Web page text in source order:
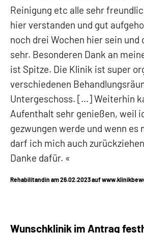
Reinigung etc alle sehr
hier verstanden und gut
noch drei Wochen hier sein und
sehr. Besonderen Dank an
ist Spitze. Die Klinik ist super
verschiedenen
Untergeschoss. [...] Weiterhin
Aufenthalt sehr genießen, weil
gezwungen werde und wenn
darf ich mich auch
Danke dafür.
Rehabilitandin am 26.02.2023 auf
Wunschklinik im Antrag